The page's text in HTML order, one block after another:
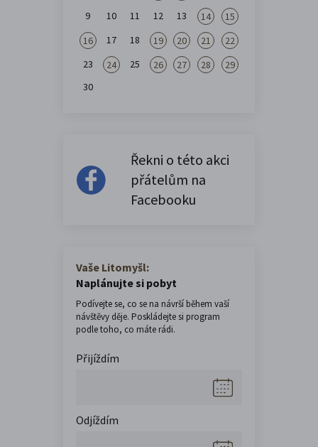
9
10 11 12 13 14
15
16
17 18 19 20 21
22
23
24 25 26 27 28
29
30
Řekni o této akci
přátelům na
Facebooku
Vaše Litomyšl:
Naplánujte si pobyt
Podívejte se, co se na návrší během vaší
návštěvy děje. Poskládejte si program
podle toho, co máte rádi.
Přijíždím
Odjíždím